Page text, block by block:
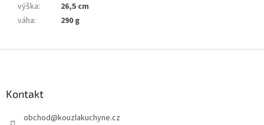
výška:
26,5 cm
váha: 290 g
Kontakt
obchod@kouzlakuchyne.cz